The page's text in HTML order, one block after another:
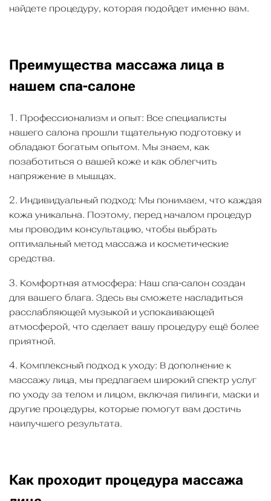
найдете процедуру, которая подойдет именно вам.
Преимущества массажа лица в
нашем спа-салоне
1. Профессионализм и опыт: Все специалисты
нашего салона прошли тщательную подготовку и
обладают богатым опытом. Мы знаем, как
позаботиться о вашей коже и как облегчить
напряжение в мышцах.
2. Индивидуальный подход: Мы понимаем, что каждая
кожа уникальна. Поэтому, перед началом процедур
мы проводим консультацию, чтобы выбрать
оптимальный метод массажа и косметические
средства.
3. Комфортная атмосфера: Наш спа-салон создан
для вашего блага. Здесь вы сможете насладиться
расслабляющей музыкой и успокаивающей
атмосферой, что сделает вашу процедуру ещё более
приятной.
4. Комплексный подход к уходу: В дополнение к
массажу лица, мы предлагаем широкий спектр услуг
по уходу за телом и лицом, включая пилинги, маски и
другие процедуры, которые помогут вам достичь
наилучшего результата.
Как проходит процедура массажа